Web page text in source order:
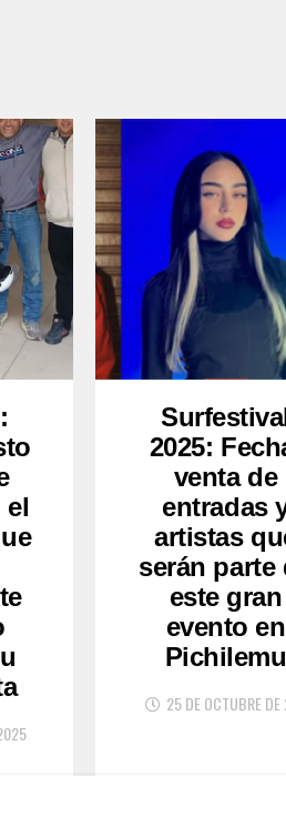
el
2025:
venta de
entradas
artistas
serán parte
este gran
evento en
Pichilemu
25 DE OCTUBRE